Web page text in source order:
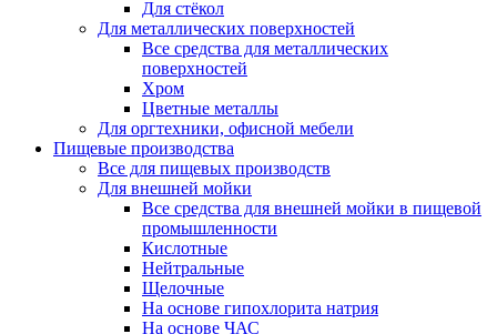
Для стёкол
Для металлических поверхностей
Все средства для металлических
поверхностей
Хром
Цветные металлы
Для оргтехники, офисной мебели
Пищевые производства
Все для пищевых производств
Для внешней мойки
Все средства для внешней мойки в пищевой
промышленности
Кислотные
Нейтральные
Щелочные
На основе гипохлорита натрия
На основе ЧАС